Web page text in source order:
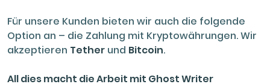
Für unsere Kunden bieten wir auch die folgende
Option an – die Zahlung mit Kryptowährungen. Wir
akzeptieren Tether und Bitcoin.
All dies macht die Arbeit mit Ghost Writer